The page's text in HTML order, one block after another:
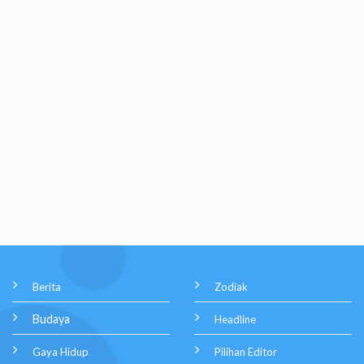
Berita
Budaya
Gaya Hidup
Zodiak
Headline
Pilihan Editor